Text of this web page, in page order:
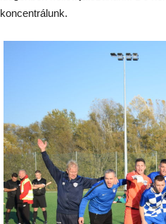
koncentrálunk.